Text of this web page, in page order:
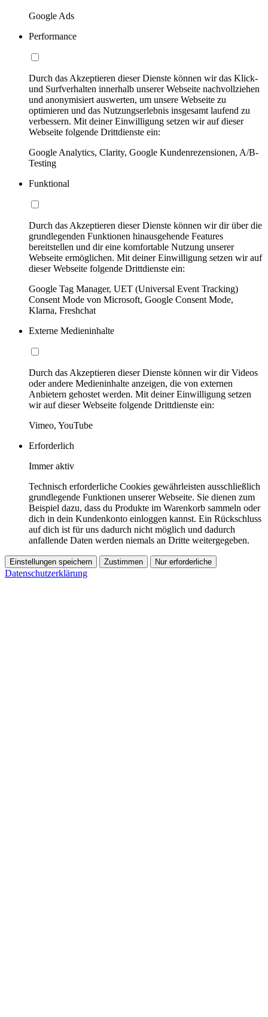
Google Ads
Performance
Durch das Akzeptieren dieser Dienste können wir das Klick-
und Surfverhalten innerhalb unserer Webseite nachvollziehen
und anonymisiert auswerten, um unsere Webseite zu
optimieren und das Nutzungserlebnis insgesamt laufend zu
verbessern. Mit deiner Einwilligung setzen wir auf dieser
Webseite folgende Drittdienste ein:
Google Analytics, Clarity, Google Kundenrezensionen, A/B-
Testing
Funktional
Durch das Akzeptieren dieser Dienste können wir dir über die
grundlegenden Funktionen hinausgehende Features
bereitstellen und dir eine komfortable Nutzung unserer
Webseite ermöglichen. Mit deiner Einwilligung setzen wir auf
dieser Webseite folgende Drittdienste ein:
Google Tag Manager, UET (Universal Event Tracking)
Consent Mode von Microsoft, Google Consent Mode,
Klarna, Freshchat
Externe Medieninhalte
Durch das Akzeptieren dieser Dienste können wir dir Videos
oder andere Medieninhalte anzeigen, die von externen
Anbietern gehostet werden. Mit deiner Einwilligung setzen
wir auf dieser Webseite folgende Drittdienste ein:
Vimeo, YouTube
Erforderlich
Immer aktiv
Technisch erforderliche Cookies gewährleisten ausschließlich
grundlegende Funktionen unserer Webseite. Sie dienen zum
Beispiel dazu, dass du Produkte im Warenkorb sammeln oder
dich in dein Kundenkonto einloggen kannst. Ein Rückschluss
auf dich ist für uns dadurch nicht möglich und dadurch
anfallende Daten werden niemals an Dritte weitergegeben.
Einstellungen speichern Zustimmen Nur erforderliche
Datenschutzerklärung